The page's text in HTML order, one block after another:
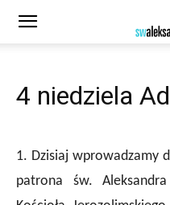
4 niedziela
1. Dzisiaj wprowadzamy
patrona św.